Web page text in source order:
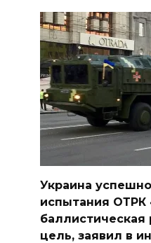
Украина
испытания ОТРК
баллистическая
цель, заявил в